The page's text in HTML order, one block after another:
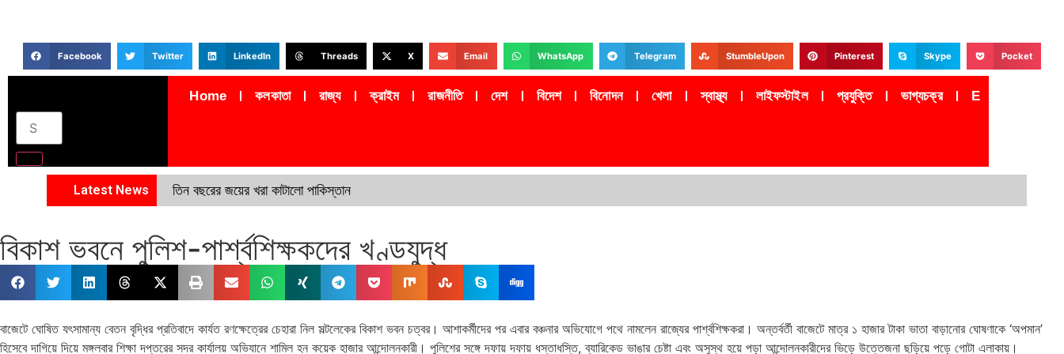
Facebook Twitter LinkedIn Threads X Email WhatsApp Telegram StumbleUpon Pinterest Skype Pocket
Home কলকাতা রাজ্য ক্রাইম রাজনীতি দেশ বিদেশ বিনোদন খেলা স্বাস্থ্য লাইফস্টাইল প্রযুক্তি ভাগ্যচক্র Epaper
Latest News তিন বছরের জয়ের খরা কাটালো পাকিস্তান
বিকাশ ভবনে পুলিশ-পার্শ্বশিক্ষকদের খণ্ডযুদ্ধ
বাজেটে ঘোষিত যৎসামান্য বেতন বৃদ্ধির প্রতিবাদে কার্যত রণক্ষেত্রের চেহারা নিল সল্টলেকের বিকাশ ভবন চত্বর। আশাকর্মীদের পর এবার বঞ্চনার অভিযোগে পথে নামলেন রাজ্যের পার্শ্বশিক্ষকরা। অন্তর্বর্তী বাজেটে মাত্র ১ হাজার টাকা ভাতা বাড়ানোর ঘোষণাকে ‘অপমান’
হিসেবে দাগিয়ে দিয়ে মঙ্গলবার শিক্ষা দপ্তরের সদর কার্যালয় অভিযানে শামিল হন কয়েক হাজার আন্দোলনকারী। পুলিশের সঙ্গে দফায় দফায় ধস্তাধস্তি, ব্যারিকেড ভাঙার চেষ্টা এবং অসুস্থ হয়ে পড়া আন্দোলনকারীদের ভিড়ে উত্তেজনা ছড়িয়ে পড়ে গোটা এলাকায়।